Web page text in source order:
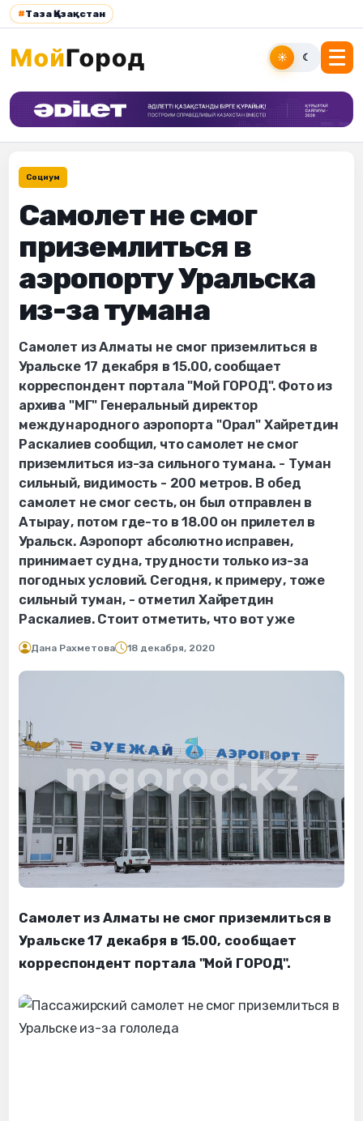
#Таза Қазақстан
☀ ☾
Социум
Самолет не смог
приземлиться в
аэропорту Уральска
из-за тумана
Самолет из Алматы не смог приземлиться в
Уральске 17 декабря в 15.00, сообщает
корреспондент портала "Мой ГОРОД". Фото из
архива "МГ" Генеральный директор
международного аэропорта "Орал" Хайретдин
Раскалиев сообщил, что самолет не смог
приземлиться из-за сильного тумана. - Туман
сильный, видимость - 200 метров. В обед
самолет не смог сесть, он был отправлен в
Атырау, потом где-то в 18.00 он прилетел в
Уральск. Аэропорт абсолютно исправен,
принимает судна, трудности только из-за
погодных условий. Сегодня, к примеру, тоже
сильный туман, - отметил Хайретдин
Раскалиев. Стоит отметить, что вот уже
Дана Рахметова 18 декабря, 2020
Самолет из Алматы не смог приземлиться в
Уральске 17 декабря в 15.00, сообщает
корреспондент портала "Мой ГОРОД".